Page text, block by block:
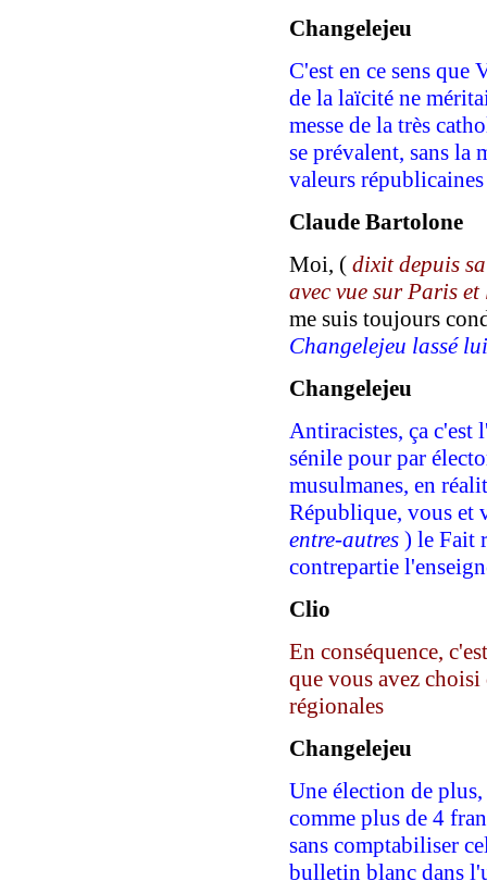
Changelejeu
C'est en ce sens que
de la laïcité ne
messe de la très
se prévalent, sans la
valeurs républicaines
Claude Bartolone
Moi, ( dixit depuis s
avec vue sur Paris et
me suis toujours
Changelejeu lassé
Changelejeu
Antiracistes, ça c'est
sénile pour par
musulmanes, en
République, vous et
entre-autres ) le Fait
contrepartie
Clio
En conséquence,
que vous avez choisi
régionales
Changelejeu
Une élection de
comme plus de 4
sans comptabiliser
bulletin blanc dans